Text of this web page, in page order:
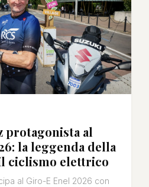
protagonista al
la leggenda della
ciclismo elettrico
al Giro-E Enel 2026 con